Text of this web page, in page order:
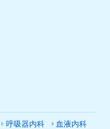
呼吸器内科
血液内科